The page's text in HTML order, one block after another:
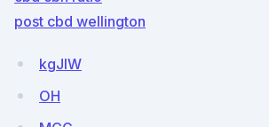
post cbd wellington
kgJIW
OH